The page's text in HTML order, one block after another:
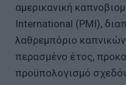
αμερικανική
International (PMI),
λαθρεμπόριο
περασμένο έτος,
προϋπολογισμό